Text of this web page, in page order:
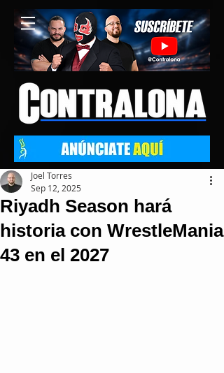
Riyadh Season hará
historia con WrestleMania
43 en el 2027
Joel Torres
Sep 12, 2025